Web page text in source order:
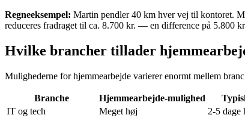
Regneeksempel: Martin pendler 40 km hver vej til kontoret.
reduceres fradraget til ca. 8.700 kr. — en difference på 5.800
Hvilke brancher tillader
Mulighederne for hjemmearbejde varierer enormt mellem
Branche Hjemmearbejde-mulighed
IT og tech
Meget høj
2-5 dage